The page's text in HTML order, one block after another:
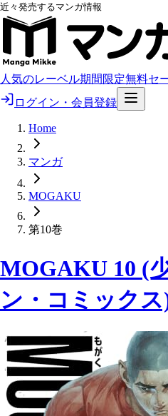
近々発売するマンガ情報
人気のレーベル期間限定無料セ
ログイン・会員登録
Home
マンガ
MOGAKU
第10巻
MOGAKU 10 (
ン・コミックス